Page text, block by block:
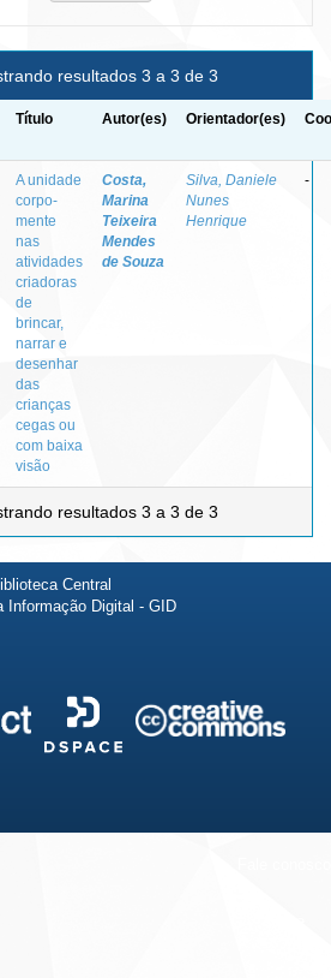
resultados 3 a 3 de 3
Título Autor(es) Orientador(es)
A unidade
corpo-
mente
nas
atividades
criadoras
de
brincar,
narrar e
desenhar
das
crianças
cegas ou
com baixa
visão
Costa,
Marina
Teixeira
Mendes
de Souza
Silva, Daniele
Nunes
Henrique
-
resultados 3 a 3 de 3
Central
Informação Digital - GID